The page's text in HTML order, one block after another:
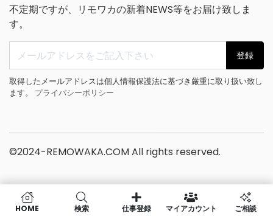
不定期ですが、リモワカの新着NEWS等をお届け致しま
す。
登録
取得したメールアドレスは個人情報保護法に基づき厳重に取り扱い致し
ます。 プライバシーポリシー
©2024-REMOWAKA.COM All rights reserved.
HOME 検索 仕事登録 マイアカウント ご相談